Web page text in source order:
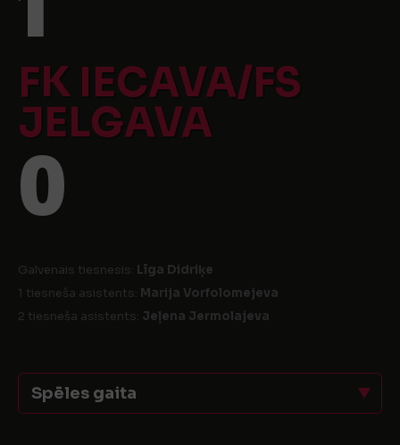
FK IECAVA/FS
JELGAVA
0
Galvenais tiesnesis: Līga Didriķe
1 tiesneša asistents: Marija Vorfolomejeva
2 tiesneša asistents: Jeļena Jermolajeva
Spēles gaita